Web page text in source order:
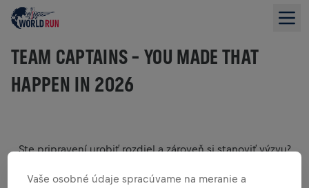
TEAM CAPTAINS – YOU MADE THAT
HAPPEN IN 2026
Ste pripravení urobiť rozdiel a zároveň si stanoviť výzvu?
jedinečnom globálnom bežeckom podujatí, ktoré
Vaše osobné údaje spracúvame na meranie a